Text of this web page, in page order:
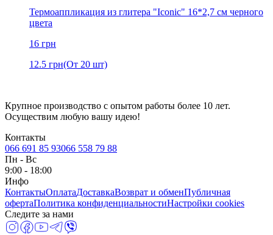
Термоаппликация из глитера "Iconic" 16*2,7 см черного
цвета
16 грн
12.5 грн(От 20 шт)
Крупное производство с опытом работы более 10 лет.
Осуществим любую вашу идею!
Контакты
066 691 85 93066 558 79 88
Пн - Вс
9:00 - 18:00
Инфо
КонтактыОплатаДоставкаВозврат и обменПубличная
офертаПолитика конфиденциальностиНастройки cookies
Следите за нами